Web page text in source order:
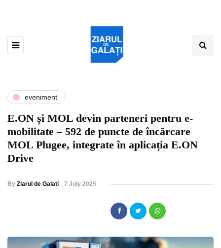
eveniment
E.ON și MOL devin parteneri pentru e-
mobilitate – 592 de puncte de încărcare
MOL Plugee, integrate în aplicația E.ON
Drive
By Ziarul de Galati , 7 July 2025